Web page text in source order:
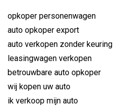
opkoper personenwagen
auto opkoper export
auto verkopen zonder keuring
leasingwagen verkopen
betrouwbare auto opkoper
wij kopen uw auto
ik verkoop mijn auto